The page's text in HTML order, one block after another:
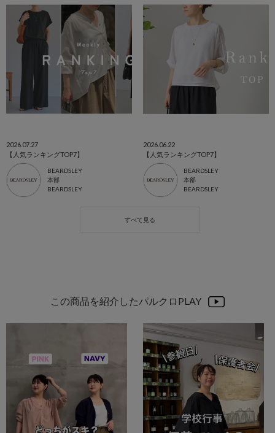
2026.07.27
【人気ランキングTOP7】
BEARDSLEY
本部
BEARDSLEY
2026.06.22
【人気ランキングTOP7】
BEARDSLEY
本部
BEARDSLEY
この商品を紹介したパルクロPLAY